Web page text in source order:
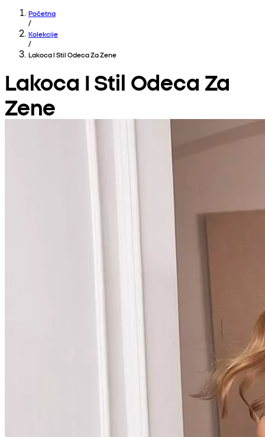
Početna
/
Kolekcije
/
Lakoca I Stil Odeca Za Zene
Lakoca I Stil Odeca Za
Zene